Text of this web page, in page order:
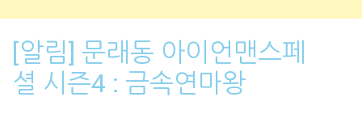
[알림] 문래동 아이언맨스페
셜 시즌4 : 금속연마왕